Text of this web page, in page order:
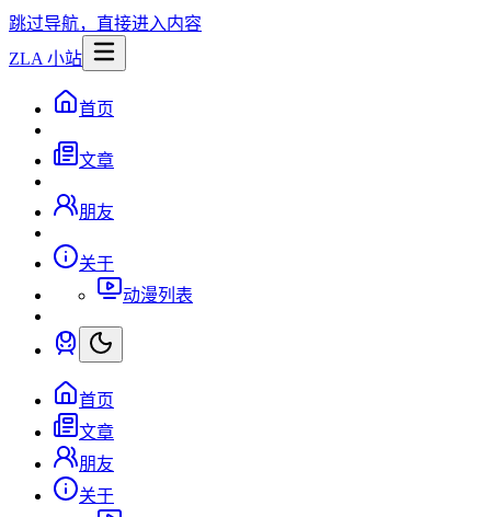
跳过导航，直接进入内容
ZLA 小站
首页
文章
朋友
关于
动漫列表
首页
文章
朋友
关于